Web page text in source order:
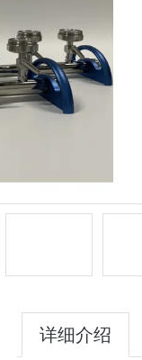
详细介绍